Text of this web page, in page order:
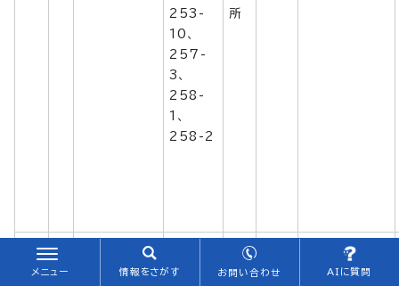
253-
10、
257-
3、
258-
1、
258-2
所
(仮称)小町マ
町5番
3,808.90平
方メートル
メニュー 情報をさがす お問い合わせ AIに質問